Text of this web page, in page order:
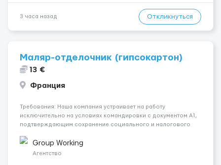
3 часа назад Откликнуться
Маляр-отделочник (гипсокартон)
13 €
Франция
Требования: Наша компания устраивает на работу
исключительно на условиях командировки с документом A1,
подтверждающим сохранение социального и налогового
A1 могут получить граждане стран с упрощенным доступом к
рынку труда ЕС (Укра...
Group Working
Агентство